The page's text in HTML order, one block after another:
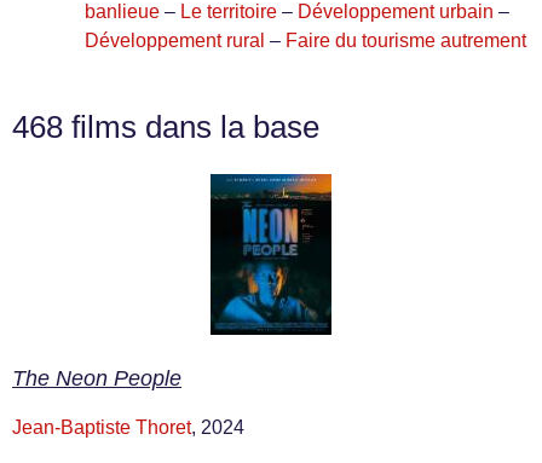
banlieue – Le territoire – Développement urbain –
Développement rural – Faire du tourisme autrement
468 films dans la base
The Neon People
Jean-Baptiste Thoret, 2024